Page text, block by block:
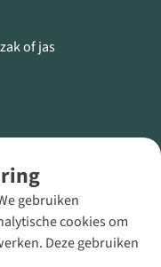
gebruiken
cookies om
Deze gebruiken
of jas